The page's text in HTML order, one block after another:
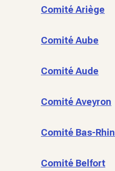
Comité Ariège
Comité Aube
Comité Aude
Comité Aveyron
Comité Bas-Rhin
Comité Belfort